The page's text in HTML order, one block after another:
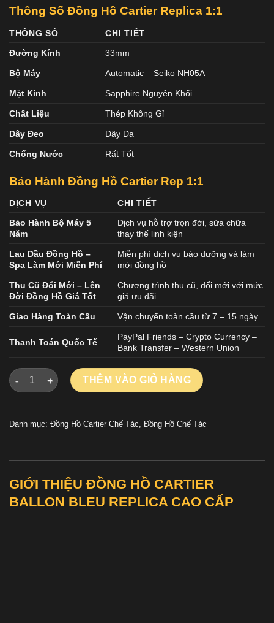
Thông Số Đồng Hồ Cartier Replica 1:1
THÔNG SỐ
CHI TIẾT
Đường Kính
33mm
Bộ Máy Automatic – Seiko NH05A
Mặt Kính Sapphire Nguyên Khối
Chất Liệu Thép Không Gỉ
Dây Đeo Dây Da
Chống Nước Rất Tốt
Bảo Hành Đồng Hồ Cartier Rep 1:1
DỊCH VỤ
CHI TIẾT
Bảo Hành Bộ Máy 5
Năm
Dịch vụ hỗ trợ trọn đời, sửa chữa
thay thế linh kiện
Lau Dầu Đồng Hồ –
Spa Làm Mới Miễn Phí
Miễn phí dịch vụ bảo dưỡng và làm
mới đồng hồ
Thu Cũ Đổi Mới – Lên
Đời Đồng Hồ Giá Tốt
Chương trình thu cũ, đổi mới với mức
giá ưu đãi
Giao Hàng Toàn Cầu Vận chuyển toàn cầu từ 7 – 15 ngày
Thanh Toán Quốc Tế
PayPal Friends – Crypto Currency –
Bank Transfer – Western Union
ĐỒNG HỒ CARTIER BALLON BLEU REPLICA CAO CẤP MẶT
THÊM VÀO GIỎ HÀNG
Danh mục: Đồng Hồ Cartier Chế Tác, Đồng Hồ Chế Tác
GIỚI THIỆU ĐỒNG HỒ CARTIER
BALLON BLEU REPLICA CAO CẤP